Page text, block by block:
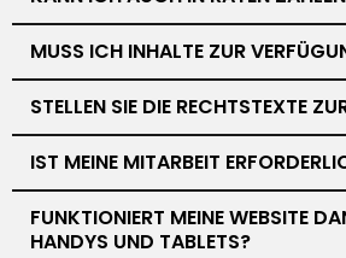
MUSS ICH INHALTE ZUR
STELLEN SIE DIE RECHTSTEXTE
IST MEINE MITARBEIT
FUNKTIONIERT MEINE WEBSITE
HANDYS UND TABLETS?